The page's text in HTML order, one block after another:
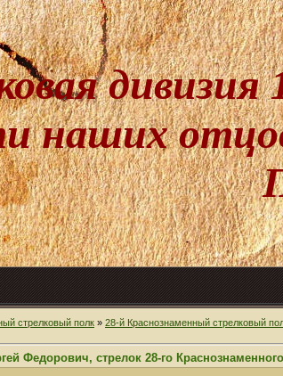
наших
стрелковый полк » 28-й Краснознаменный стрелковый
Федорович, стрелок 28-го